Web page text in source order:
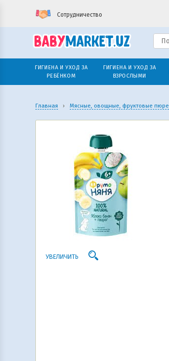
Сотрудничество
ГИГИЕНА И УХОД ЗА
РЕБЁНКОМ
ГИГИЕНА И УХОД ЗА
ВЗРОСЛЫМИ
Главная › Мясные, овощные, фруктовые пюре
УВЕЛИЧИТЬ